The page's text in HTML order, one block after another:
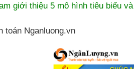
giới thiệu 5 mô hình tiêu biểu
toán Nganluong.vn